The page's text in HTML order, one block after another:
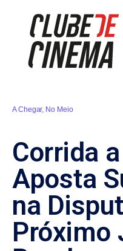
A Chegar, No Meio
Corrida
Aposta
na
Próximo